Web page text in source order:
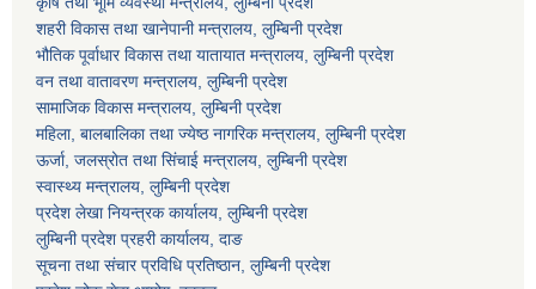
शहरी विकास तथा खानेपानी मन्त्रालय, लुम्बिनी प्रदेश
भौतिक पूर्वाधार विकास तथा यातायात मन्त्रालय, लुम्बिनी प्रदेश
वन तथा वातावरण मन्त्रालय, लुम्बिनी प्रदेश
सामाजिक विकास मन्त्रालय, लुम्बिनी प्रदेश
महिला, बालबालिका तथा ज्येष्ठ नागरिक मन्त्रालय, लुम्बिनी प्रदेश
ऊर्जा, जलस्रोत तथा सिंचाई मन्त्रालय, लुम्बिनी प्रदेश
स्वास्थ्य मन्त्रालय, लुम्बिनी प्रदेश
प्रदेश लेखा नियन्त्रक कार्यालय, लुम्बिनी प्रदेश
लुम्बिनी प्रदेश प्रहरी कार्यालय, दाङ
सूचना तथा संचार प्रविधि प्रतिष्ठान, लुम्बिनी प्रदेश